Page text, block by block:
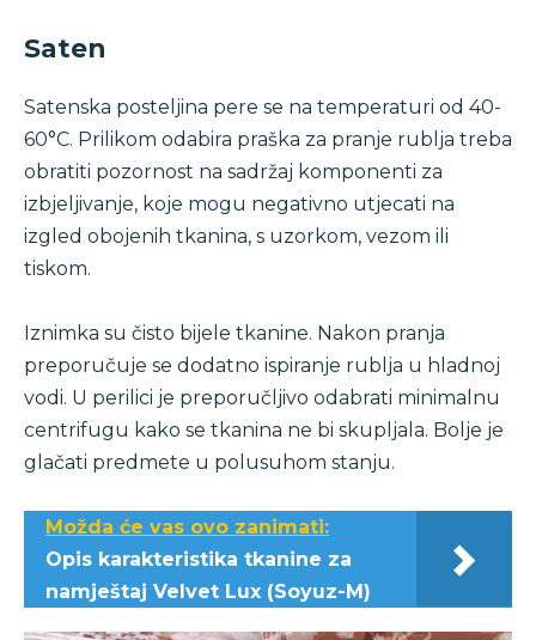
Saten
Satenska posteljina pere se na temperaturi od 40-
60°C. Prilikom odabira praška za pranje rublja treba
obratiti pozornost na sadržaj komponenti za
izbjeljivanje, koje mogu negativno utjecati na
izgled obojenih tkanina, s uzorkom, vezom ili
tiskom.
Iznimka su čisto bijele tkanine. Nakon pranja
preporučuje se dodatno ispiranje rublja u hladnoj
vodi. U perilici je preporučljivo odabrati minimalnu
centrifugu kako se tkanina ne bi skupljala. Bolje je
glačati predmete u polusuhom stanju.
Možda će vas ovo zanimati:
Opis karakteristika tkanine za
namještaj Velvet Lux (Soyuz-M)